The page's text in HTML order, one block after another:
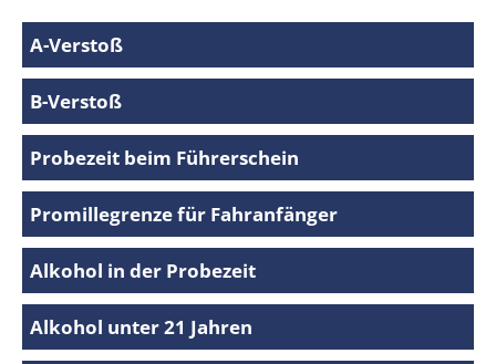
A-Verstoß
B-Verstoß
Probezeit beim Führerschein
Promillegrenze für Fahranfänger
Alkohol in der Probezeit
Alkohol unter 21 Jahren